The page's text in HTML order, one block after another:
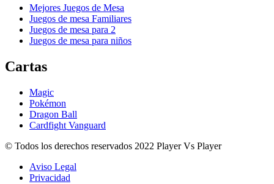
Mejores Juegos de Mesa
Juegos de mesa Familiares
Juegos de mesa para 2
Juegos de mesa para niños
Cartas
Magic
Pokémon
Dragon Ball
Cardfight Vanguard
© Todos los derechos reservados 2022 Player Vs Player
Aviso Legal
Privacidad